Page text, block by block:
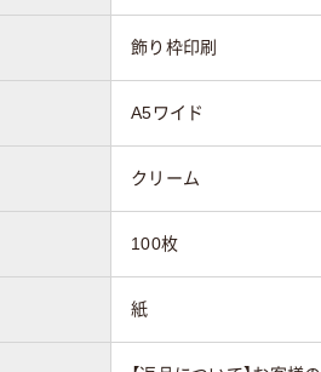
飾り枠印刷
A5ワイド
クリーム
100枚
紙